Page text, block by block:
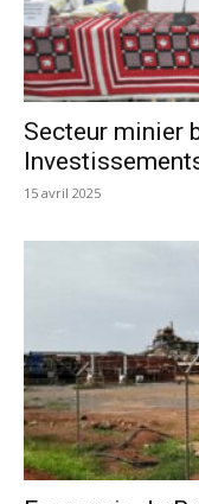
Secteur minier
15 avril 2025